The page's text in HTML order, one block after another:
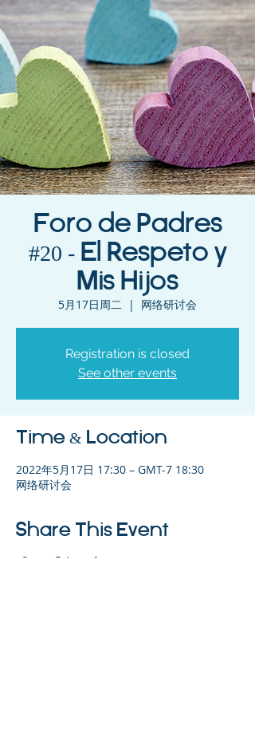
Foro de Padres
#20 - El Respeto y
Mis Hijos
5月17日周二
  |
网络研讨会
Registration is closed
See other events
Time & Location
2022年5月17日 17:30 – GMT-7 18:30
网络研讨会
Share This Event